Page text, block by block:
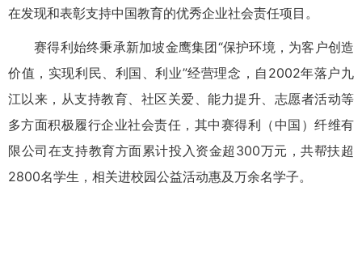
在发现和表彰支持中国教育的优秀企业社会责任项目。
赛得利始终秉承新加坡金鹰集团“保护环境，为客户创造
价值，实现利民、利国、利业”经营理念，自2002年落户九
江以来，从支持教育、社区关爱、能力提升、志愿者活动等
多方面积极履行企业社会责任，其中赛得利（中国）纤维有
限公司在支持教育方面累计投入资金超300万元，共帮扶超
2800名学生，相关进校园公益活动惠及万余名学子。